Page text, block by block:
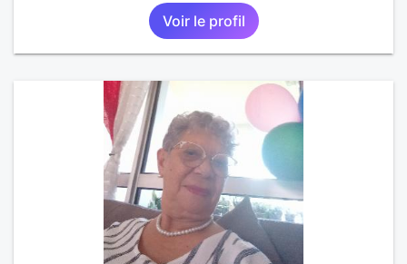
Voir le profil